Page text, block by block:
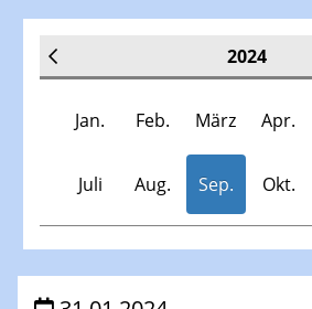
2024
Jan. Feb. März Apr.
Juli Aug. Sep. Okt.
Veranstaltungen